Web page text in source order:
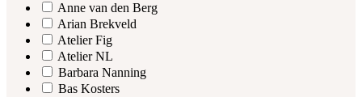
Anne van den Berg
Arian Brekveld
Atelier Fig
Atelier NL
Barbara Nanning
Bas Kosters